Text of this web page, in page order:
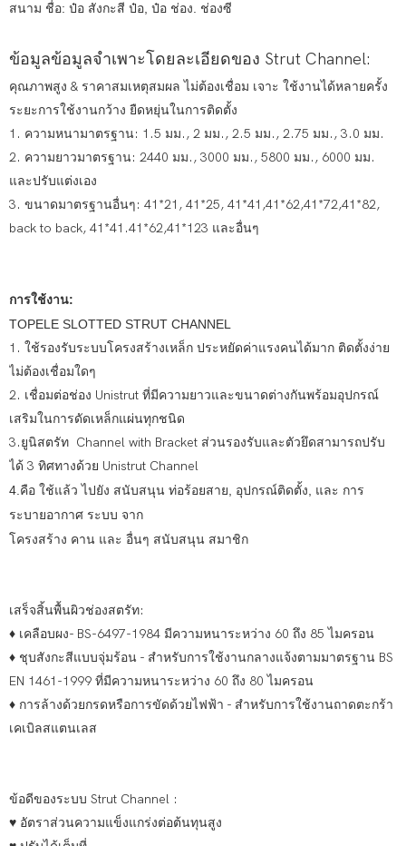
สนาม ชื่อ: ป๋อ สังกะสี ป๋อ, ป๋อ ช่อง. ช่องซี
ข้อมูลข้อมูลจำเพาะโดยละเอียดของ Strut Channel:
คุณภาพสูง & ราคาสมเหตุสมผล ไม่ต้องเชื่อม เจาะ ใช้งานได้หลายครั้ง
ระยะการใช้งานกว้าง ยืดหยุ่นในการติดตั้ง
1. ความหนามาตรฐาน: 1.5 มม., 2 มม., 2.5 มม., 2.75 มม., 3.0 มม.
2. ความยาวมาตรฐาน: 2440 มม., 3000 มม., 5800 มม., 6000 มม.
และปรับแต่งเอง
3. ขนาดมาตรฐานอื่นๆ: 41*21, 41*25, 41*41,41*62,41*72,41*82,
back to back, 41*41.41*62,41*123 และอื่นๆ
การใช้งาน:
TOPELE SLOTTED STRUT CHANNEL
1. ใช้รองรับระบบโครงสร้างเหล็ก ประหยัดค่าแรงคนได้มาก ติดตั้งง่าย
ไม่ต้องเชื่อมใดๆ
2. เชื่อมต่อช่อง Unistrut ที่มีความยาวและขนาดต่างกันพร้อมอุปกรณ์
เสริมในการดัดเหล็กแผ่นทุกชนิด
3.ยูนิสตรัท Channel with Bracket ส่วนรองรับและตัวยึดสามารถปรับ
ได้ 3 ทิศทางด้วย Unistrut Channel
4.คือ ใช้แล้ว ไปยัง สนับสนุน ท่อร้อยสาย, อุปกรณ์ติดตั้ง, และ การ
ระบายอากาศ ระบบ จาก
โครงสร้าง คาน และ อื่นๆ สนับสนุน สมาชิก
เสร็จสิ้นพื้นผิวช่องสตรัท:
♦ เคลือบผง- BS-6497-1984 มีความหนาระหว่าง 60 ถึง 85 ไมครอน
♦ ชุบสังกะสีแบบจุ่มร้อน - สำหรับการใช้งานกลางแจ้งตามมาตรฐาน BS
EN 1461-1999 ที่มีความหนาระหว่าง 60 ถึง 80 ไมครอน
♦ การล้างด้วยกรดหรือการขัดด้วยไฟฟ้า - สำหรับการใช้งานถาดตะกร้า
เคเบิลสแตนเลส
ข้อดีของระบบ Strut Channel :
♥ อัตราส่วนความแข็งแกร่งต่อต้นทุนสูง